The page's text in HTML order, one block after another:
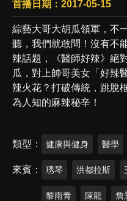
首播日期：2017-05-15
綜藝大哥大胡瓜領軍，不
聽，我們就敢問！沒有不
辣話題，《醫師好辣》絕
瓜，對上帥哥美女「好辣
辣火花？打破傳統，跳脫
為人知的麻辣秘辛！
類型 健康與健身 醫學
來賓 琇琴 洪都拉斯
黎雨青 陳龍 詹